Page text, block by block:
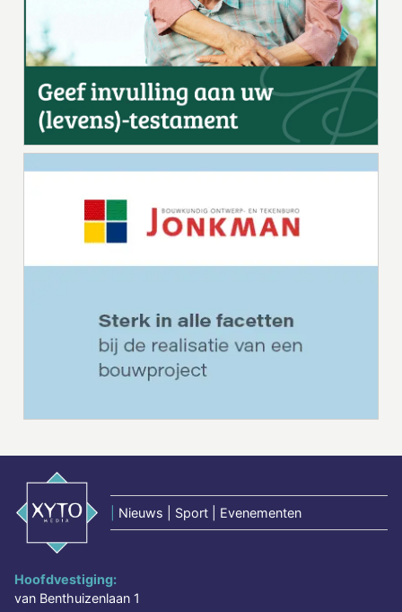
Nieuws | Sport | Evenementen
Hoofdvestiging:
van Benthuizenlaan 1